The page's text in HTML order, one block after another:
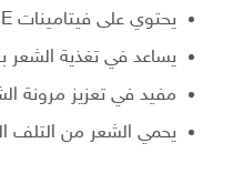
يحتوي على فيتامينات A, D, E
يساعد في تغذية الشعر
مفيد في تعزيز مرونة
يحمي الشعر من التلف